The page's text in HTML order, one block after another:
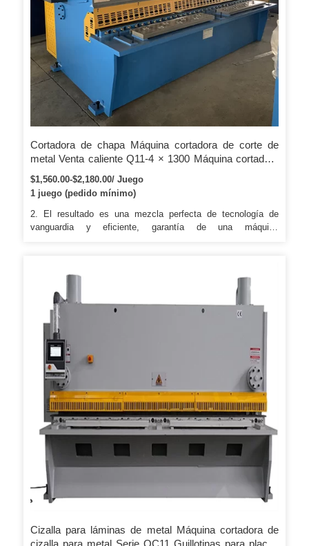
Cortadora de chapa Máquina cortadora de corte de
metal Venta caliente Q11-4 × 1300 Máquina cortadora
de chapa / cortadora para la venta
$1,560.00-$2,180.00/ Juego
1 juego (pedido mínimo)
2. El resultado es una mezcla perfecta de tecnología de
vanguardia y eficiente, garantía de una máquina
pero es posible, en cualquier momento, añadir equipamientos
opcionales según requerimiento. Incluso el diseño se
perfecciona según criterios de máxima funcionalidad y
eficiencia, como para reducir al mínimo el mantenimiento y
las intervenciones del operador.
Cizalla para láminas de metal Máquina cortadora de
cizalla para metal Serie QC11 Guillotinas para placas